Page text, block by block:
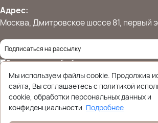
Адрес:
Москва, Дмитровское шоссе 81, первый
Даю согласие наобработку персональных данных
© 2026 Ettoplus.ru — Все права защищены.
Политика конфиденциальности
Мы используем файлы cookie. Продолжив
сайта, Вы соглашаетесь с политикой
cookie, обработки персональных данных и
конфиденциальности. Подробнее